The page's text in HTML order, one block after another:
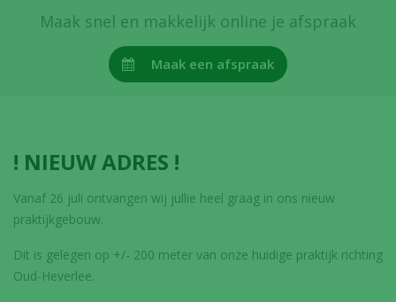
Maak snel en makkelijk online je afspraak
Maak een afspraak
! NIEUW ADRES !
Vanaf 26 juli ontvangen wij jullie heel graag in ons nieuw
praktijkgebouw.
Dit is gelegen op +/- 200 meter van onze huidige praktijk richting
Oud-Heverlee.